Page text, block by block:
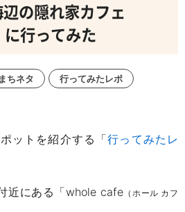
の隠れ家カフェ
に行ってみた
まちネタ
行ってみたレポ
ットを紹介する「行ってみたレ
近にある「whole cafe（ホール カフ